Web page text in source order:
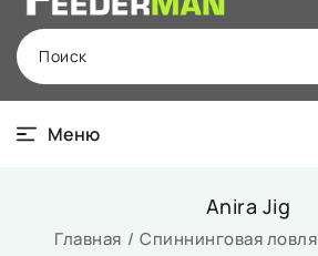
Поиск
Меню
Anira Jig
Главная Спиннинговая ловля